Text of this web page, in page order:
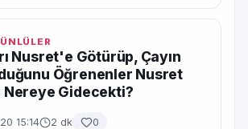
Nusret'e Götürüp, Çayın
Öğrenenler Nusret
Nereye Gidecekti?
15:14 2 dk 0